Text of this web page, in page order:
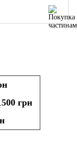
грн